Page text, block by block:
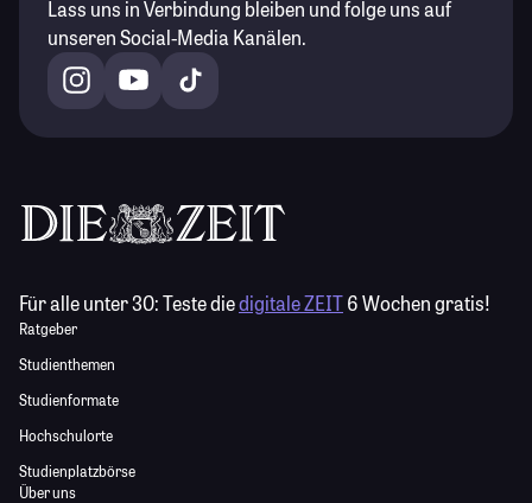
Lass uns in Verbindung bleiben und folge uns auf
unseren Social-Media Kanälen.
Für alle unter 30:Teste diedigitale ZEIT6 Wochen gratis!
Ratgeber
Studienthemen
Studienformate
Hochschulorte
Studienplatzbörse
Über uns